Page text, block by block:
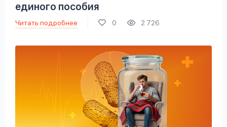
единого пособия
Читать подробнее 0 2 726